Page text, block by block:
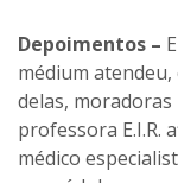
Depoimentos –
médium
delas, moradoras
professora E.I.R.
médico